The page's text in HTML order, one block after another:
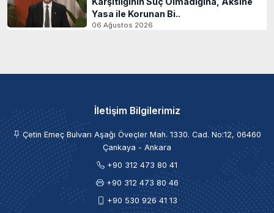
Yasa ile Korunan Bi..
06 Ağustos 2026
İletişim Bilgilerimiz
Çetin Emeç Bulvarı Aşağı Öveçler Mah. 1330. Cad. No:12, 06460
Çankaya - Ankara
+90 312 473 80 41
+90 312 473 80 46
+90 530 926 41 13